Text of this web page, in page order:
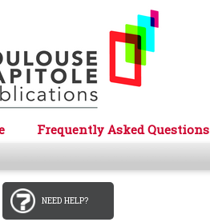
Frequently Asked Questions
NEED HELP?